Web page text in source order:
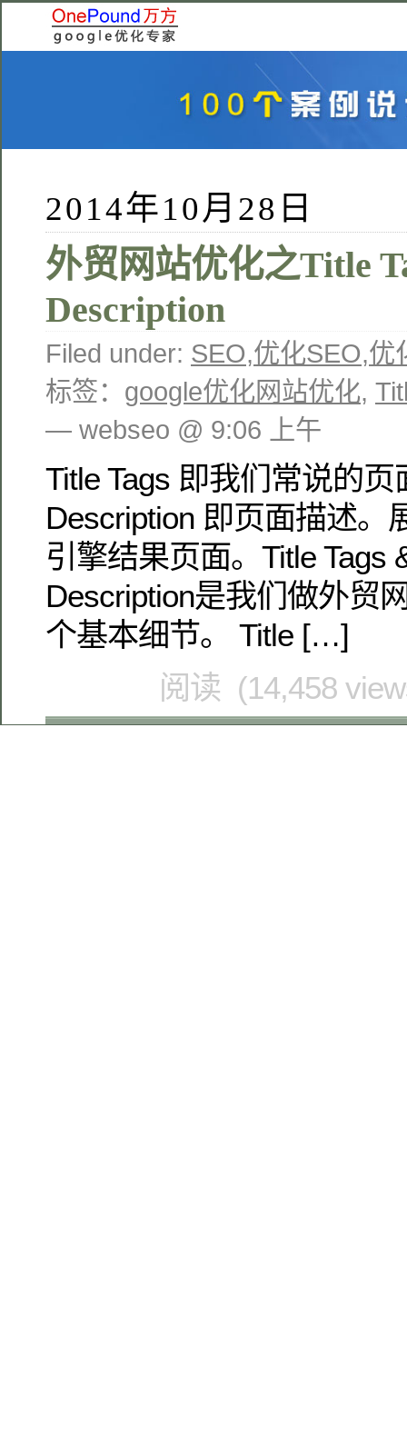
2014年10月28日
外贸网站优化之Title
Description
Filed under: SEO,优化SEO,优
标签： google优化网站优化,
— webseo @ 9:06 上午
Title Tags 即我们常说的
Description 即页面描述。
引擎结果页面。Title Tags
Description是我们做外贸
个基本细节。 Title […]
阅读 (14,458